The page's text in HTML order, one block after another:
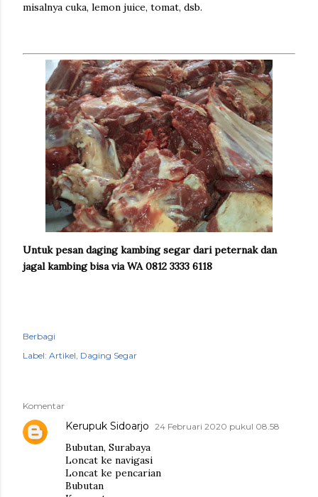
misalnya cuka, lemon juice, tomat, dsb.
Untuk pesan daging kambing segar dari peternak dan
jagal kambing bisa via WA 0812 3333 6118
Berbagi
Label: Artikel Daging Segar
Komentar
Kerupuk Sidoarjo 24 Februari 2020 pukul 08.58
Bubutan, Surabaya
Loncat ke navigasi
Loncat ke pencarian
Bubutan